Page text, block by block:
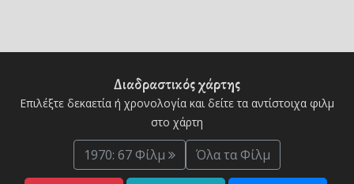
Διαδραστικός χάρτης
Επιλέξτε δεκαετία ή χρονολογία και δείτε τα αντίστοιχα φιλμ
στο χάρτη
1970: 67 Φίλμ Όλα τα Φίλμ